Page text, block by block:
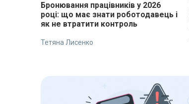
Бронювання працівників у 2026
році: що має знати роботодавець і
як не втратити контроль
Тетяна Лисенко